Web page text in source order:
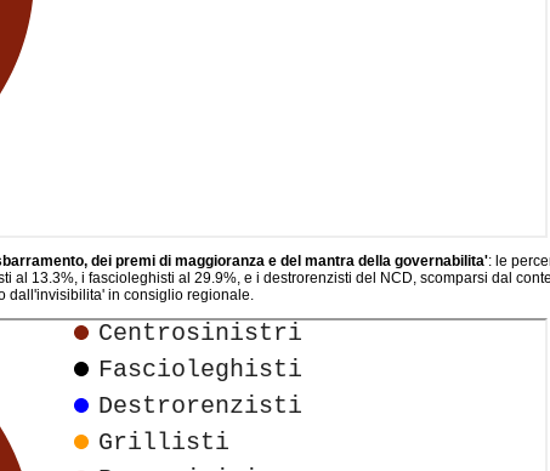
dei premi di maggioranza e del mantra della governabilita': le
al 13.3%, i fascioleghisti al 29.9%, e i destrorenzisti del NCD, scomparsi dal
dall'invisibilita' in consiglio regionale.